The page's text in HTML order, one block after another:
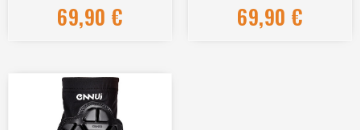
69,90 € 69,90 €